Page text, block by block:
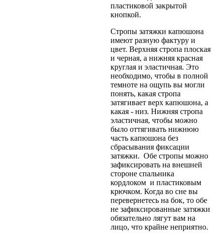
пластиковой закрытой
кнопкой.
Стропы затяжки капюшона
имеют разную фактуру и
цвет. Верхняя стропа плоская
и черная, а нижняя красная
круглая и эластичная. Это
необходимо, чтобы в полной
темноте на ощупь вы могли
понять, какая стропа
затягивает верх капюшона, а
какая - низ. Нижняя стропа
эластичная, чтобы можно
было оттягивать нижнюю
часть капюшона без
сбрасывания фиксации
затяжки. Обе стропы можно
зафиксировать на внешней
стороне спальника
кордлоком и пластиковым
крючком. Когда во сне вы
перевернетесь на бок, то обе
не зафиксированные затяжки
обязательно лягут вам на
лицо, что крайне неприятно.